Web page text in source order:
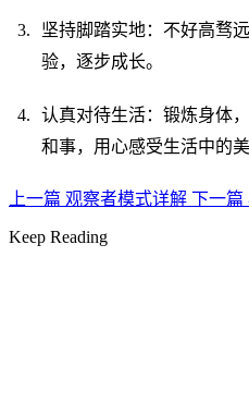
坚持脚踏实地：不好高骛
验，逐步成长。
认真对待生活：锻炼身体
和事，用心感受生活中的美
上一篇 观察者模式详解 下一篇
Keep Reading